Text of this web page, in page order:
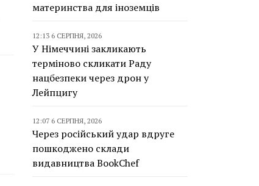
материнства для іноземців
12:13 6 СЕРПНЯ, 2026
У Німеччині закликають
терміново скликати Раду
нацбезпеки через дрон у
Лейпцигу
12:07 6 СЕРПНЯ, 2026
Через російський удар вдруге
пошкоджено склади
видавництва BookChef